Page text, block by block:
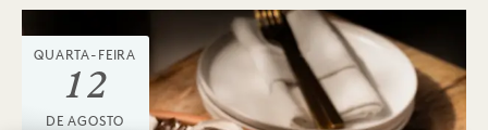
QUARTA-FEIRA
12
DE AGOSTO